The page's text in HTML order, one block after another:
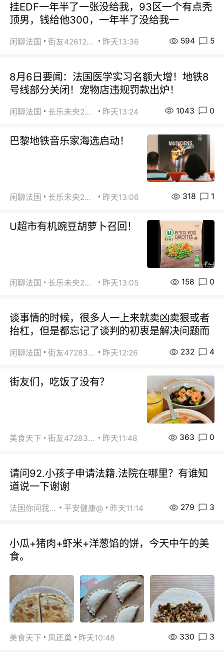
挂EDF一年半了一张没给我，93区一个有点秃
顶男，钱给他300，一年半了没给我一
闲聊法国 街友42612092 昨天13:36 594 5
8月6日要闻：法国医学实习名额大增！地铁8
号线部分关闭！宠物店违规罚款出炉！
闲聊法国 长乐未央2015 昨天13:24 1043 0
巴黎地铁音乐家海选启动！
闲聊法国 长乐未央2015 昨天13:06 318 1
U超市有机豌豆胡萝卜召回！
闲聊法国 长乐未央2015 昨天13:05 158 0
谈事情的时候，很多人一上来就卖凶卖狠或者
抬杠，但是都忘记了谈判的初衷是解决问题而
闲聊法国 街友472838572 昨天12:26 232 4
街友们，吃饭了没有？
美食天下 街友472838572 昨天11:48 363 0
请问92.小孩子申请法籍.法院在哪里？有谁知
道说一下谢谢
法国你问我答 平安健康@ 昨天11:14 279 3
小瓜+猪肉+虾米+洋葱馅的饼，今天中午的美
食。
美食天下 凤还巢 昨天10:48 330 3